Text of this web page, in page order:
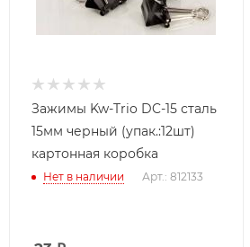
Зажимы Kw-Trio DC-15 сталь
15мм черный (упак.:12шт)
картонная коробка
Нет в наличии Арт.: 812133